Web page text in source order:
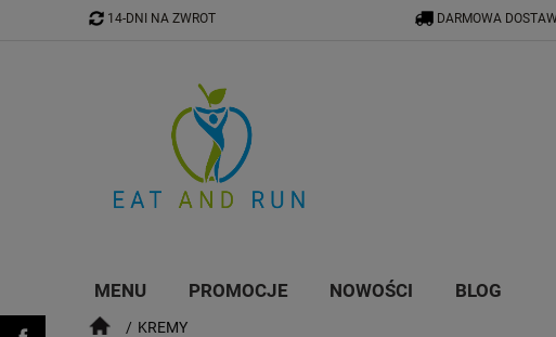
MENU PROMOCJE NOWOŚCI BLOG
KREMY
14-DNI NA ZWROT DARMOWA